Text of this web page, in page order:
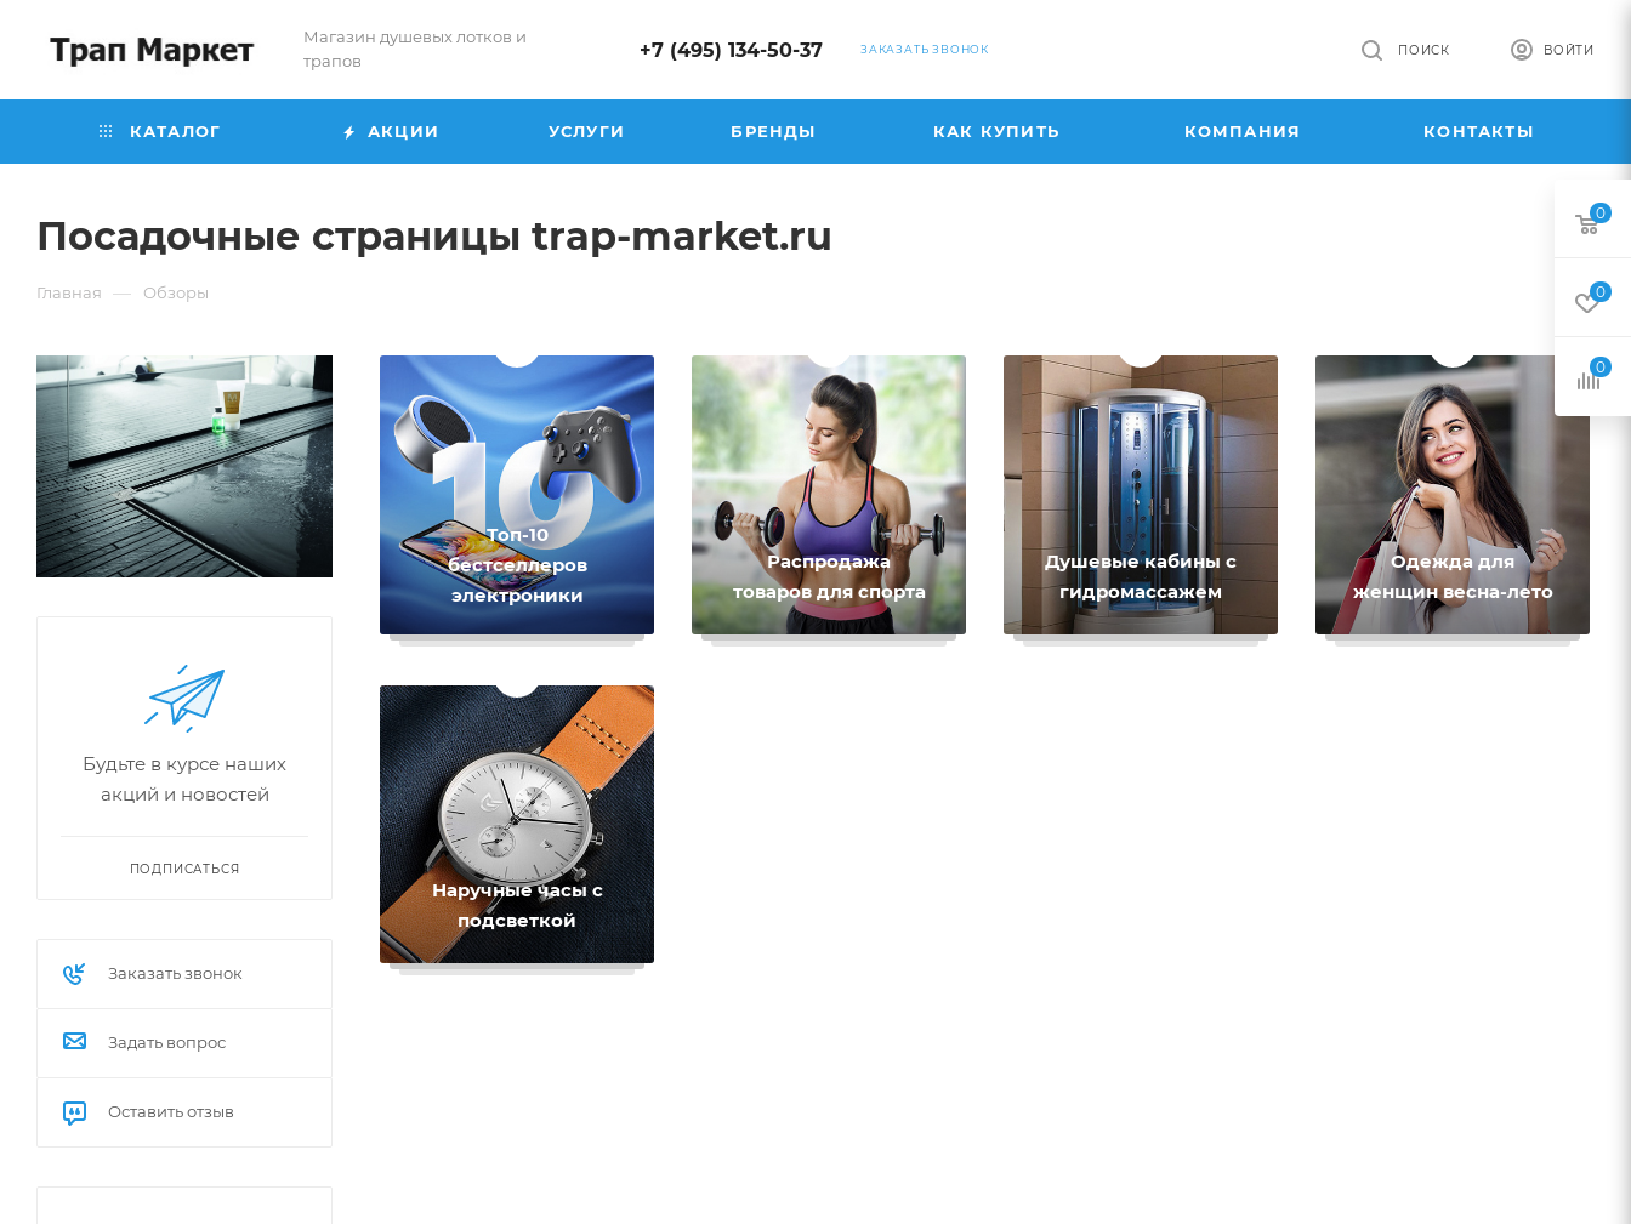
Магазин душевых лотков и
трапов
+7 (495) 134-50-37 ЗАКАЗАТЬ ЗВОНОК ВОЙТИ
ПОИСК
КАТАЛОГ АКЦИИ УСЛУГИ БРЕНДЫ КАК КУПИТЬ КОМПАНИЯ КОНТАКТЫ
Посадочные страницы trap-market.ru
Главная — Обзоры
Топ-10
бестселлеров
электроники
Распродажа
товаров для спорта
Душевые кабины с
гидромассажем
Одежда для
женщин весна-лето
Наручные часы с
подсветкой
Будьте в курсе наших
акций и новостей
ПОДПИСАТЬСЯ
Заказать звонок
Задать вопрос
Оставить отзыв
0
0
0